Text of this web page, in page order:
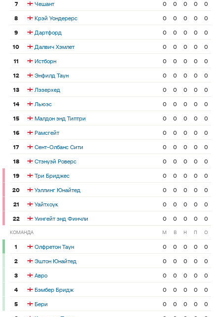
7
Чешант 0 0 0 0
0
8
Крэй Уондерерс 0 0 0 0
0
9
Дартфорд 0 0 0 0
0
10
Далвич Хэмлет 0 0 0 0
0
11
Истборн 0 0 0 0
0
12
Энфилд Таун 0 0 0 0
0
13
Лэзерхед 0 0 0 0
0
14
Льюэс 0 0 0 0
0
15
Малдон энд Типтри 0 0 0 0
0
16
Рамсгейт 0 0 0 0
0
17
Сент-Олбанс Сити 0 0 0 0
0
18
Стэнуэй Роверс 0 0 0 0
0
19
Три Бриджес 0 0 0 0
0
20
Уэллинг Юнайтед 0 0 0 0
0
21
Уайтхоук 0 0 0 0
0
22
Уингейт энд Финчли 0 0 0 0 0
КОМАНДА М В Н П О
1 Олфретон Таун 0 0 0 0
0
2
Эштон Юнайтед 0 0 0 0
0
3
Авро 0 0 0 0
0
4
Бэмбер Бридж 0 0 0 0
0
5
Бери 0 0 0 0
0